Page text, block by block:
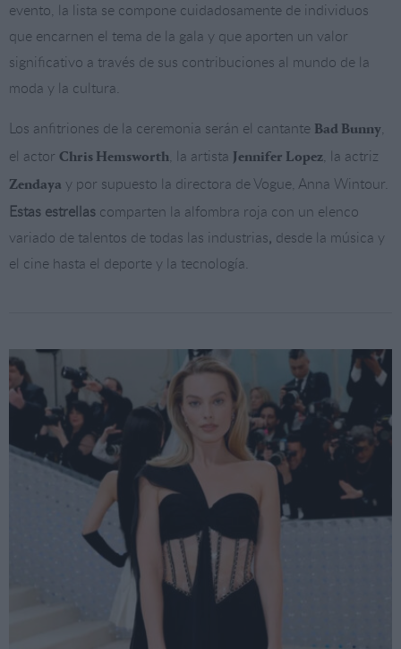
evento, la lista se compone cuidadosamente de individuos
que encarnen el tema de la gala y que aporten un valor
significativo a través de sus contribuciones al mundo de la
moda y la cultura.
Los anfitriones de la ceremonia serán el cantante Bad Bunny,
el actor Chris Hemsworth, la artista Jennifer Lopez, la actriz
Zendaya y por supuesto la directora de Vogue, Anna Wintour.
Estas estrellas comparten la alfombra roja con un elenco
variado de talentos de todas las industrias, desde la música y
el cine hasta el deporte y la tecnología.